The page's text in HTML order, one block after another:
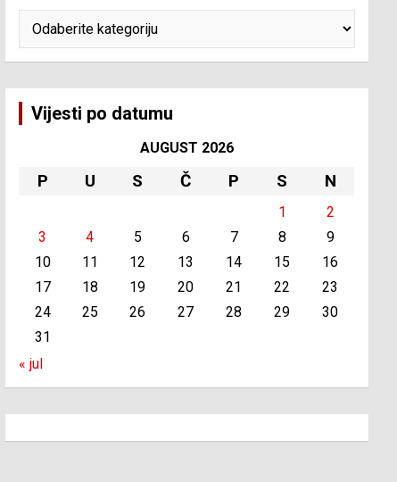
Vijesti po datumu
AUGUST 2026
P U S Č P S N
1
2
3
4 5 6 7 8
9
10
11 12 13 14 15
16
17
18 19 20 21 22
23
24
25 26 27 28 29
30
31
« jul